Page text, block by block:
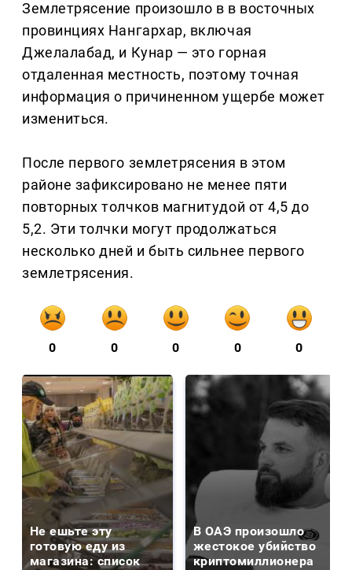
Землетрясение произошло в в восточных
провинциях Нангархар, включая
Джелалабад, и Кунар — это горная
отдаленная местность, поэтому точная
информация о причиненном ущербе может
измениться.
После первого землетрясения в этом
районе зафиксировано не менее пяти
повторных толчков магнитудой от 4,5 до
5,2. Эти толчки могут продолжаться
несколько дней и быть сильнее первого
землетрясения.
0 0 0 0 0
Не ешьте эту
готовую еду из
магазина: список
В ОАЭ произошло
жестокое убийство
криптомиллионера